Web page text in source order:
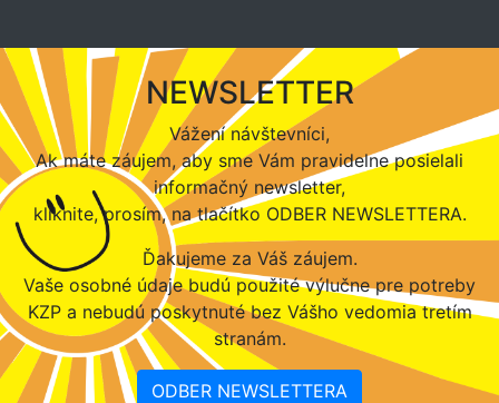
NEWSLETTER
Vážení návštevníci,
Ak máte záujem, aby sme Vám pravidelne posielali
informačný newsletter,
kliknite, prosím, na tlačítko ODBER NEWSLETTERA.
Ďakujeme za Váš záujem.
Vaše osobné údaje budú použité výlučne pre potreby
KZP a nebudú poskytnuté bez Vášho vedomia tretím
stranám.
ODBER NEWSLETTERA